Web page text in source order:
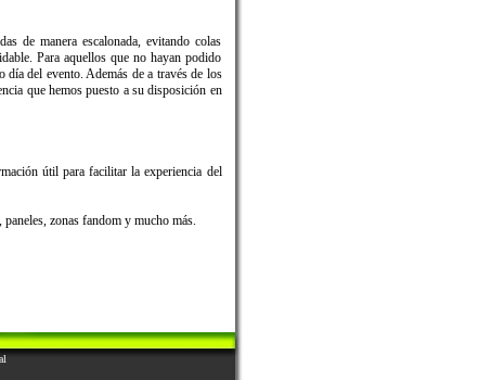
de manera escalonada, evitando colas
Para aquellos que no hayan podido
día del evento. Además de a través de los
que hemos puesto a su disposición en
útil para facilitar la experiencia del
zonas fandom y mucho más.